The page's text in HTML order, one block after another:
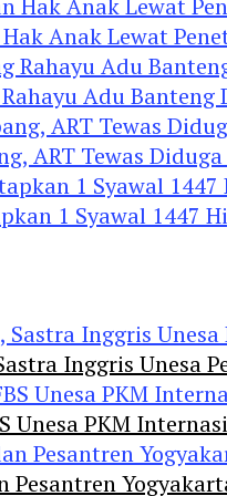
Anak Lewat
Adu
ART Tewas
1 Syawal 1447
Inggris Unesa
Unesa PKM
Pesantren